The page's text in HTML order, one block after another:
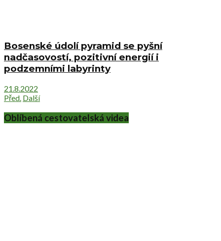
Bosenské údolí pyramid se pyšní
nadčasovostí, pozitivní energií i
podzemními labyrinty
21.8.2022
Před. Další
Oblíbená cestovatelská videa